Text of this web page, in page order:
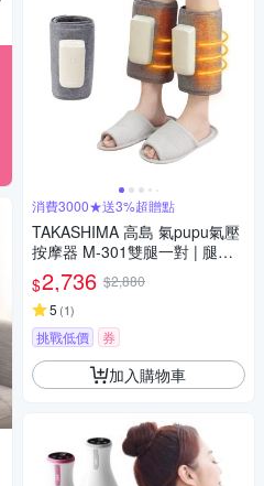
消費3000★送3%超贈點
TAKASHIMA 高島 氣pupu氣壓
按摩器 M-301雙腿一對 | 腿足
按摩器 美腿按摩器(腿部/氣壓/
手部按摩)
$2,736 $2,880
5 (1)
挑戰低價 券
加入購物車